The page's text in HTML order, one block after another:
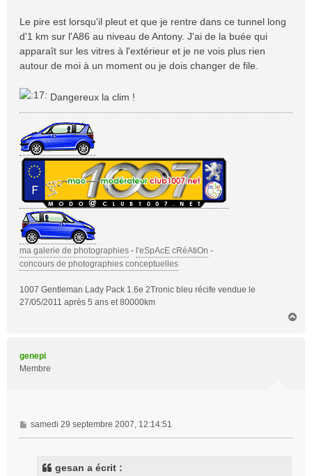
Le pire est lorsqu'il pleut et que je rentre dans ce tunnel long
d'1 km sur l'A86 au niveau de Antony. J'ai de la buée qui
apparaît sur les vitres à l'extérieur et je ne vois plus rien
autour de moi à un moment ou je dois changer de file.
Dangereux la clim !
ma galerie de photographies - l'eSpAcE cRéAtiOn -
concours de photographies conceptuelles
1007 Gentleman Lady Pack 1.6e 2Tronic bleu récife vendue le
27/05/2011 après 5 ans et 80000km
genepi
Membre
M
e
samedi 29 septembre 2007, 12:14:51
gesan a écrit :